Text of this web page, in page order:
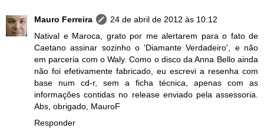
Mauro Ferreira
24 de abril de 2012 às 10:12
Natival e Maroca, grato por me alertarem para o fato de
Caetano assinar sozinho o 'Diamante Verdadeiro', e não
em parceria com o Waly. Como o disco da Anna Bello ainda
não foi efetivamente fabricado, eu escrevi a resenha com
base num cd-r, sem a ficha técnica, apenas com as
informações contidas no release enviado pela assessoria.
Abs, obrigado, MauroF
Responder